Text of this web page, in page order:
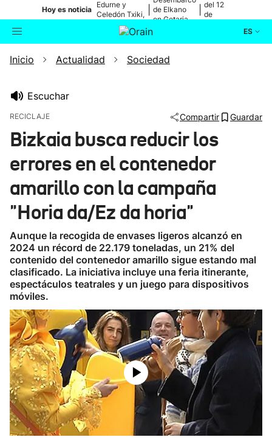
Hoy es noticia
Edurne y
Celedón Txiki,
en directo
de Elkano
en Getaria
del 12
de
ES
Buscador Actualidad
Ikusmiran
Eguraldia
Inicio Actualidad Sociedad
Escuchar
RECICLAJE Compartir Guardar
Bizkaia busca reducir los
errores en el contenedor
amarillo con la campaña
"Horia da/Ez da horia"
Aunque la recogida de envases ligeros alcanzó en
2024 un récord de 22.179 toneladas, un 21% del
contenido del contenedor amarillo sigue estando mal
clasificado. La iniciativa incluye una feria itinerante,
espectáculos teatrales y un juego para dispositivos
móviles.